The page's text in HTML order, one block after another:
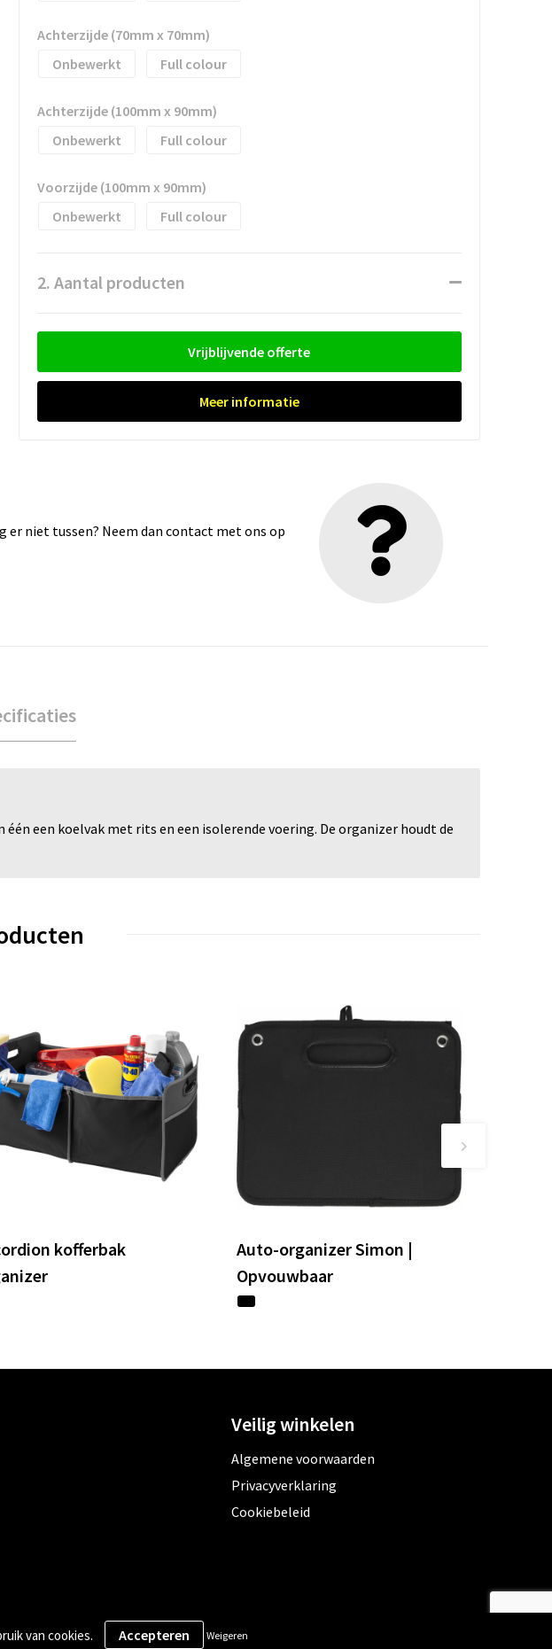
Achterzijde (70mm x 70mm)
Onbewerkt
Full colour
Achterzijde (100mm x 90mm)
Onbewerkt
Full colour
Voorzijde (100mm x 90mm)
Onbewerkt
Full colour
2. Aantal producten
Vrijblijvende offerte
Meer informatie
niet tussen? Neem dan contact met ons op
een koelvak met rits en een isolerende voering. De organizer houdt de
kofferbak
Auto-organizer Simon |
Opvouwbaar
Veilig winkelen
Algemene voorwaarden
Privacyverklaring
Cookiebeleid
van cookies. Weigeren